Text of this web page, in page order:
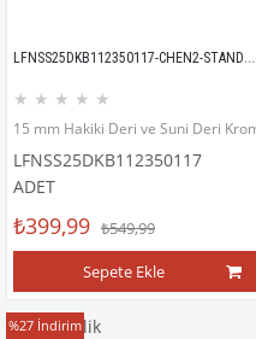
LFNSS25DKB112350117-CHEN2-STANDART
★ ★ ★ ★ ★
15 mm Hakiki Deri ve Suni Deri
LFNSS25DKB112350117
ADET
₺399,99 ₺549,99
Sepete Ekle
Deri Bileklik
%27 İndirim